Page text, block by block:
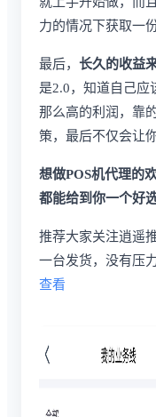
力的情况下获取一
最后， 长久的收益
是2.0，知道自己应
那么高的利润，靠
策，最后不仅会让
想做POS机代理的
都能给到你一个好
推荐大家关注逍遥
一台发货，没有压
查看